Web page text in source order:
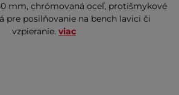
mm, chrómovaná oceľ, protišmykové
pre posilňovanie na bench lavici či
vzpieranie. viac